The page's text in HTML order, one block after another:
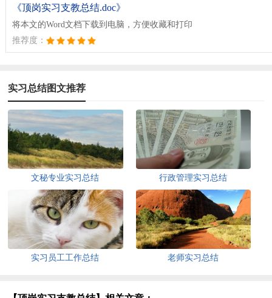
《顶岗实习支教总结.doc》
将本文的Word文档下载到电脑，方便收藏和打印
推荐度：
实习总结图文推荐
文秘专业实习总结 行政管理实习总结
实习员工工作总结 老师实习总结